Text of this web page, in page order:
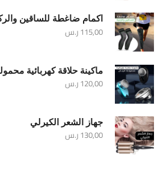
اكمام ضاغطة للساقين
115,00ر.س
ماكينة حلاقة كهربائية
120,00ر.س
جهاز الشعر الكيرلي
130,00ر.س